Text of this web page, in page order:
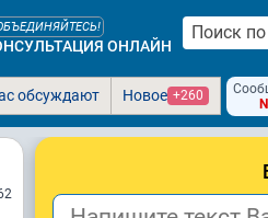
ОНЛАЙН
обсуждают Новое +260